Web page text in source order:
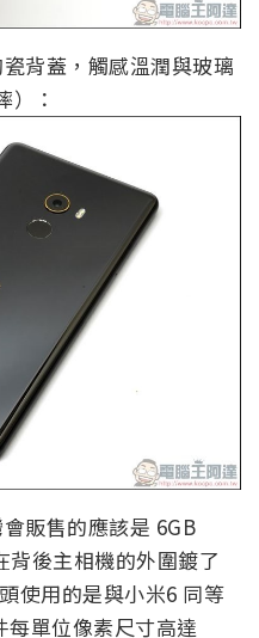
背蓋，觸感溫潤與玻璃
）：
販售的應該是 6GB
背後主相機的外圍鍍了
使用的是與小米6 同等
單位像素尺寸高達